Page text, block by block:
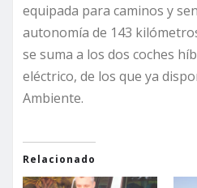
equipada para caminos y
autonomía de 143
se suma a los dos coches
eléctrico, de los que ya
Ambiente.
Relacionado